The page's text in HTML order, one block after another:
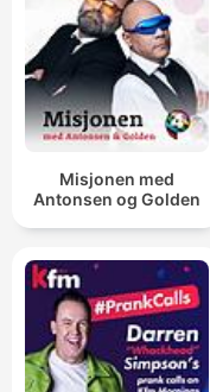
Misjonen med
Antonsen og Golden